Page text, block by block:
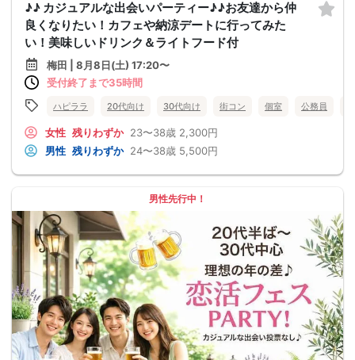
♪♪ カジュアルな出会いパーティー♪♪お友達から仲
良くなりたい！カフェや納涼デートに行ってみた
い！美味しいドリンク＆ライトフード付
梅田 | 8月8日(土) 17:20〜
受付終了まで35時間
ハピララ 20代向け 30代向け 街コン 個室 公務員
女性 残りわずか 23〜38歳 2,300円
男性 残りわずか 24〜38歳 5,500円
男性先行中！